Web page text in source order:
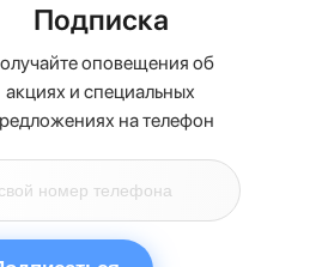
Подписка
оповещения об
акциях и специальных
на телефон